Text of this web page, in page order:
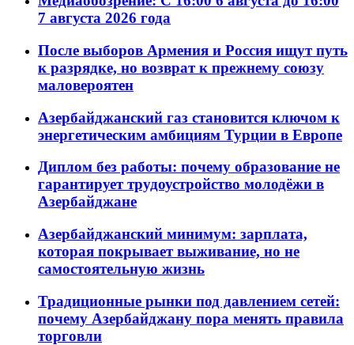
7 августа 2026 года
После выборов Армения и Россия ищут путь
к разрядке, но возврат к прежнему союзу
маловероятен
Азербайджанский газ становится ключом к
энергетическим амбициям Турции в Европе
Диплом без работы: почему образование не
гарантирует трудоустройство молодёжи в
Азербайджане
Азербайджанский минимум: зарплата,
которая покрывает выживание, но не
самостоятельную жизнь
Традиционные рынки под давлением сетей:
почему Азербайджану пора менять правила
торговли